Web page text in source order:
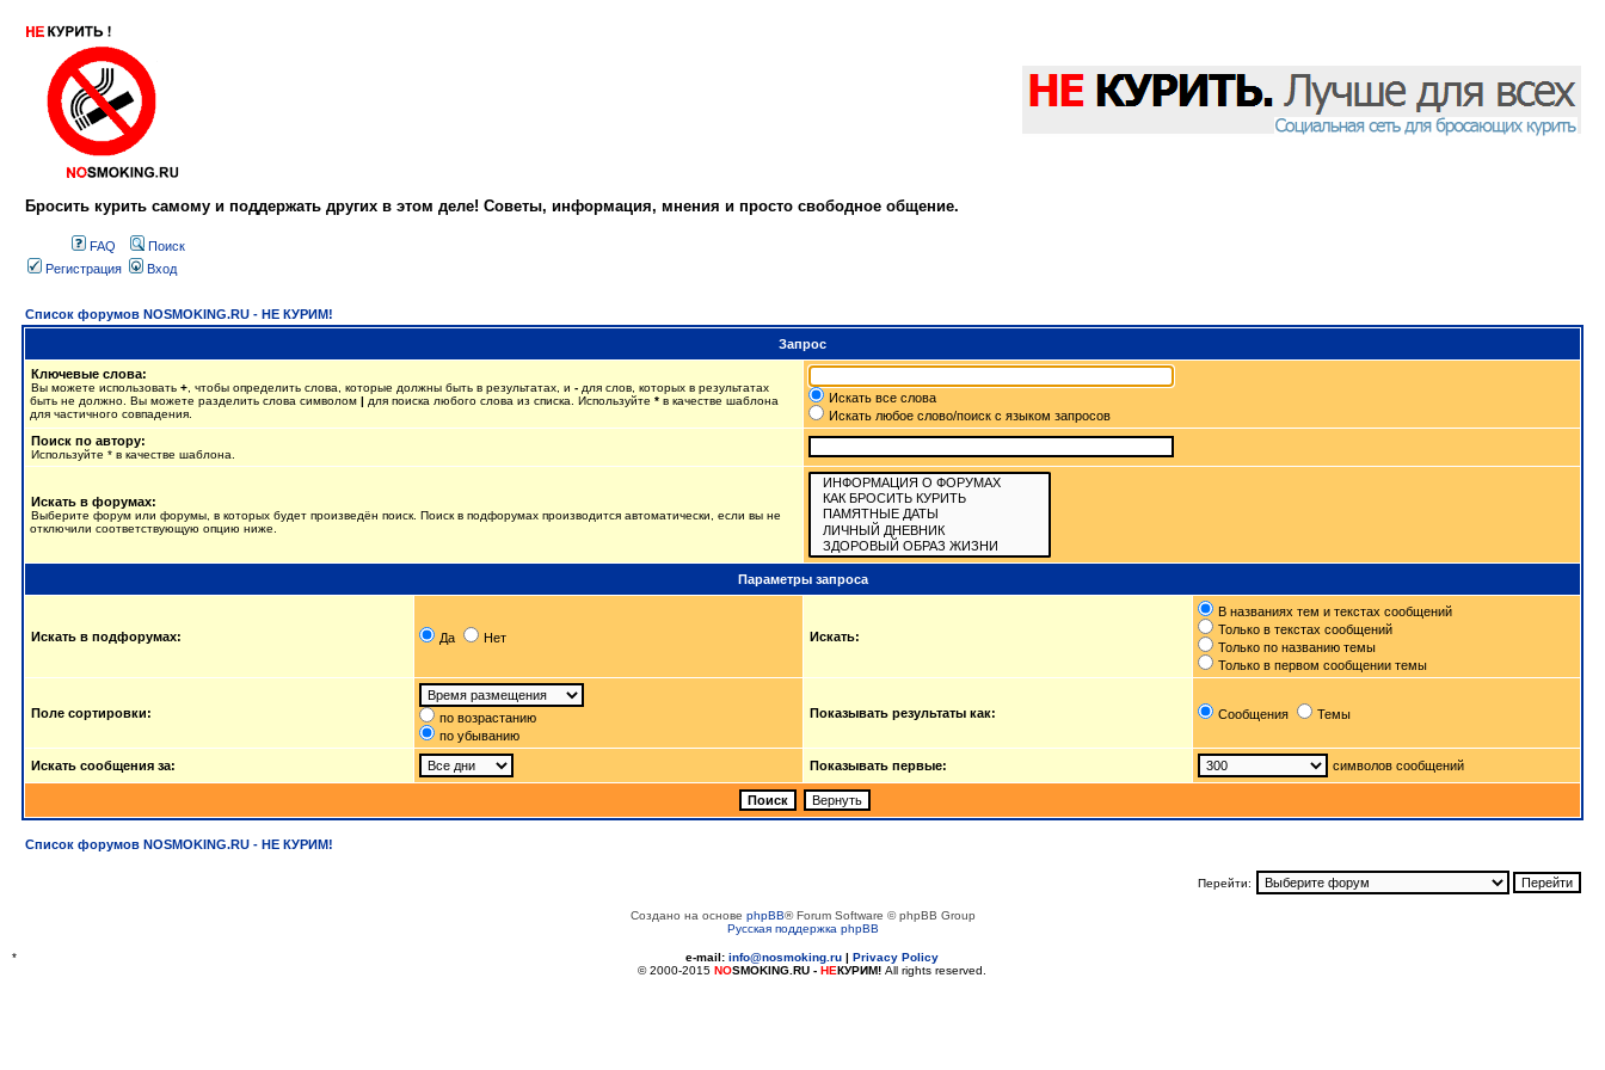
Бросить курить самому и поддержать других в этом деле! Советы, информация, мнения и просто свободное общение.
FAQ
Поиск
Регистрация
Вход
Список форумов NOSMOKING.RU - НЕ КУРИМ!
Запрос
Ключевые слова:
Вы можете использовать + , чтобы определить слова, которые должны быть в результатах, и - для слов, которых в результатах
быть не должно. Вы можете разделить слова символом | для поиска любого слова из списка. Используйте * в качестве шаблона
для частичного совпадения.
Искать все слова
Искать любое слово/поиск с языком запросов
Поиск по автору:
Используйте * в качестве шаблона.
Искать в форумах:
Выберите форум или форумы, в которых будет произведён поиск. Поиск в подфорумах производится автоматически, если вы не
отключили соответствующую опцию ниже.
Параметры запроса
Искать в подфорумах: Да Нет Искать:
В названиях тем и текстах сообщений
Только в текстах сообщений
Только по названию темы
Только в первом сообщении темы
Поле сортировки:
по возрастанию
по убыванию
Показывать результаты как: Сообщения Темы
Искать сообщения за: Показывать первые: символов сообщений
Список форумов NOSMOKING.RU - НЕ КУРИМ!
Перейти:
Создано на основе phpBB® Forum Software © phpBB Group
Русская поддержка phpBB
* e-mail: info@nosmoking.ru | Privacy Policy
© 2000-2015 NOSMOKING.RU - НЕКУРИМ! All rights reserved.